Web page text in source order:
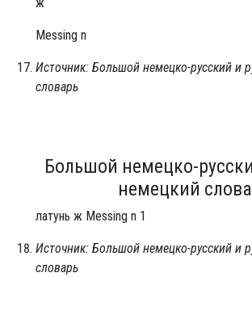
Messing n
Источник: Большой немецко-русский и
словарь
Большой немецко-
немецкий
латунь ж Messing n 1
Источник: Большой немецко-русский и
словарь